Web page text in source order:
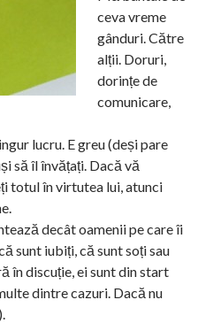
ceva vreme
gânduri. Către
alții. Doruri,
dorințe de
comunicare,
lucru. E greu (deși pare
să îl învățați. Dacă vă
totul în virtutea lui, atunci
decât oamenii pe care îi
sunt iubiți, că sunt soți sau
în discuție, ei sunt din start
dintre cazuri. Dacă nu